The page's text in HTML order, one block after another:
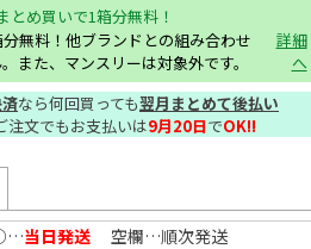
とめ買いで1箱分無料！
無料！他ブランドとの組み合わせ
また、マンスリーは対象外です。
詳細
へ
なら何回買っても翌月まとめて後払い
注文でもお支払いは9月20日でOK!!
当日発送
空欄…順次発送